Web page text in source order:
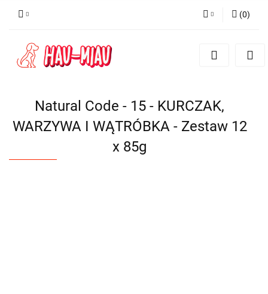
(0)
Natural Code - 15 - KURCZAK,
WARZYWA I WĄTRÓBKA - Zestaw 12
x 85g